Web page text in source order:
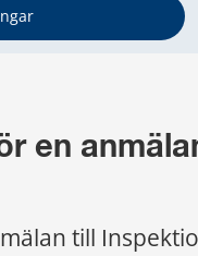
en
till